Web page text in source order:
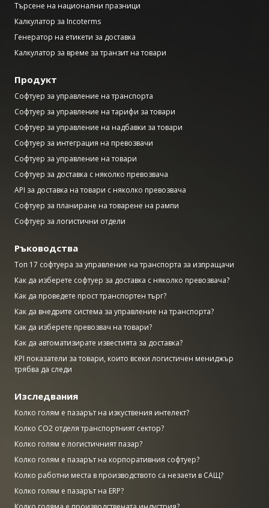
Търсене на национални празници
Калкулатор за Incoterms
Генератор на етикети за доставка
Калкулатор за време за транзит на товари
Продукт
Софтуер за управление на транспорта
Софтуер за управление на тарифи за товари
Софтуер за управление на надбавки за товари
Софтуер за интеграция на превозвачи
Софтуер за управление на товари
Софтуер за доставка с няколко превозвача
API за доставка на товари с няколко превозвача
Софтуер за планиране на товарене на рампи
Софтуер за логистични отдели
Ръководства
Топ 17 софтуера за управление на транспорта за изпращачи
Как да изберете софтуер за доставка с няколко превозвача?
Как да проведете прост транспортен търг?
Как да внедрите система за управление на транспорта?
Как да изберете превозвач на товари?
Как да автоматизирате известията за доставка?
KPI показатели за товари, които всеки логистичен мениджър
трябва да следи
Изследвания
Колко голям е пазарът на изкуствения интелект?
Колко CO2 отделя транспортният сектор?
Колко голям е логистичният пазар?
Колко голям е пазарът на корпоративния софтуер?
Колко работни места в производството са незаети в САЩ?
Колко голям е пазарът на ERP?